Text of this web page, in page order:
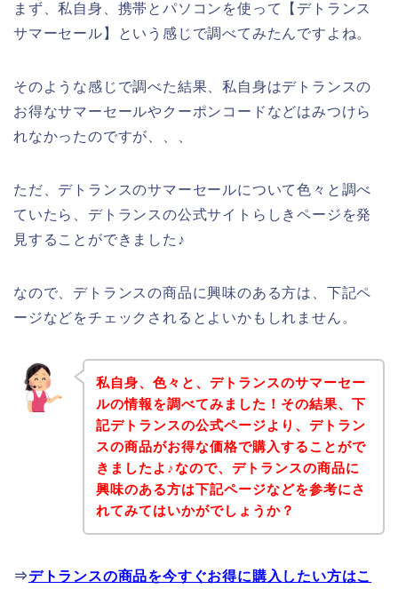
まず、私自身、携帯とパソコンを使って【デトランス
サマーセール】という感じで調べてみたんですよね。
そのような感じで調べた結果、私自身はデトランスの
お得なサマーセールやクーポンコードなどはみつけら
れなかったのですが、、、
ただ、デトランスのサマーセールについて色々と調べ
ていたら、デトランスの公式サイトらしきページを発
見することができました♪
なので、デトランスの商品に興味のある方は、下記ペ
ージなどをチェックされるとよいかもしれません。
私自身、色々と、デトランスのサマーセー
ルの情報を調べてみました！その結果、下
記デトランスの公式ページより、デトラン
スの商品がお得な価格で購入することがで
きましたよ♪なので、デトランスの商品に
興味のある方は下記ページなどを参考にさ
れてみてはいかがでしょうか？
⇒デトランスの商品を今すぐお得に購入したい方はこ